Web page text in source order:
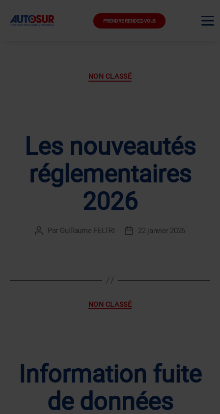
PRENDRE RENDEZ-VOUS
Auteur/autrice :Guillaume FELTRI
Catégories
NON CLASSÉ
Les nouveautés
réglementaires
2026
Auteur
Par Guillaume FELTRI
Date22 janvier 2026
Catégories
NON CLASSÉ
Information fuite
de données